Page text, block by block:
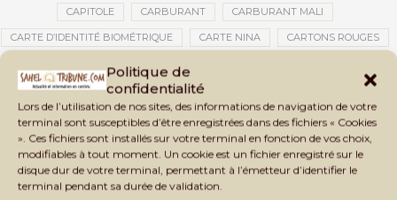
Politique de
confidentialité
Lors de l’utilisation de nos sites, des informations de navigation de votre
terminal sont susceptibles d’être enregistrées dans des fichiers « Cookies
». Ces fichiers sont installés sur votre terminal en fonction de vos choix,
modifiables à tout moment. Un cookie est un fichier enregistré sur le
disque dur de votre terminal, permettant à l’émetteur d’identifier le
terminal pendant sa durée de validation.
CAPITOLE CARBURANT CARBURANT MALI
CARTE D’IDENTITÉ BIOMÉTRIQUE CARTE NINA CARTONS ROUGES
CATASTROPHES CLIMATIQUES
CAUTION 10 000 DOLLARS CAUTION DE VISA CDAT CECOGEC
CEDEAO CÉDÉAO CEI CÉLÉBRATION NATIONALE CEMAC
CEMAPI CEN-SNESUP CENOU CENSURE
CENTRAFRIQUE CENTRALE SOLAIRE